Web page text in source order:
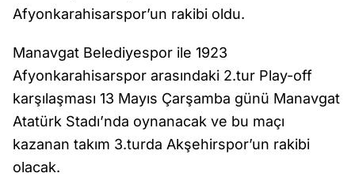
Afyonkarahisarspor’un rakibi oldu.
Manavgat Belediyespor ile 1923
Afyonkarahisarspor arasındaki 2.tur Play-off
karşılaşması 13 Mayıs Çarşamba günü Manavgat
Atatürk Stadı’nda oynanacak ve bu maçı
kazanan takım 3.turda Akşehirspor’un rakibi
olacak.